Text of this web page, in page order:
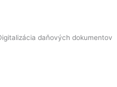
daňových dokumentov